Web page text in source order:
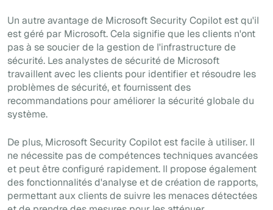
Un autre avantage de Microsoft Security Copilot est qu'il
est géré par Microsoft. Cela signifie que les clients n'ont
pas à se soucier de la gestion de l'infrastructure de
sécurité. Les analystes de sécurité de Microsoft
travaillent avec les clients pour identifier et résoudre les
problèmes de sécurité, et fournissent des
recommandations pour améliorer la sécurité globale du
système.
De plus, Microsoft Security Copilot est facile à utiliser. Il
ne nécessite pas de compétences techniques avancées
et peut être configuré rapidement. Il propose également
des fonctionnalités d'analyse et de création de rapports,
permettant aux clients de suivre les menaces détectées